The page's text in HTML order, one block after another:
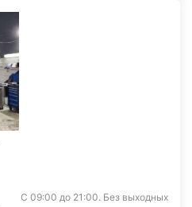
С 09:00 до 21:00. Без выходных